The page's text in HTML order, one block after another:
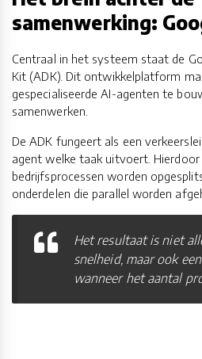
samenwerking:
Centraal in het systeem staat de
Kit (ADK). Dit ontwikkelplatform
gespecialiseerde AI-agenten te
samenwerken.
De ADK fungeert als een
agent welke taak uitvoert. Hierdoor
bedrijfsprocessen worden
onderdelen die parallel worden
Het resultaat is niet
snelheid, maar ook
wanneer het aantal